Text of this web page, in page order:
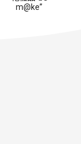
m@ke”